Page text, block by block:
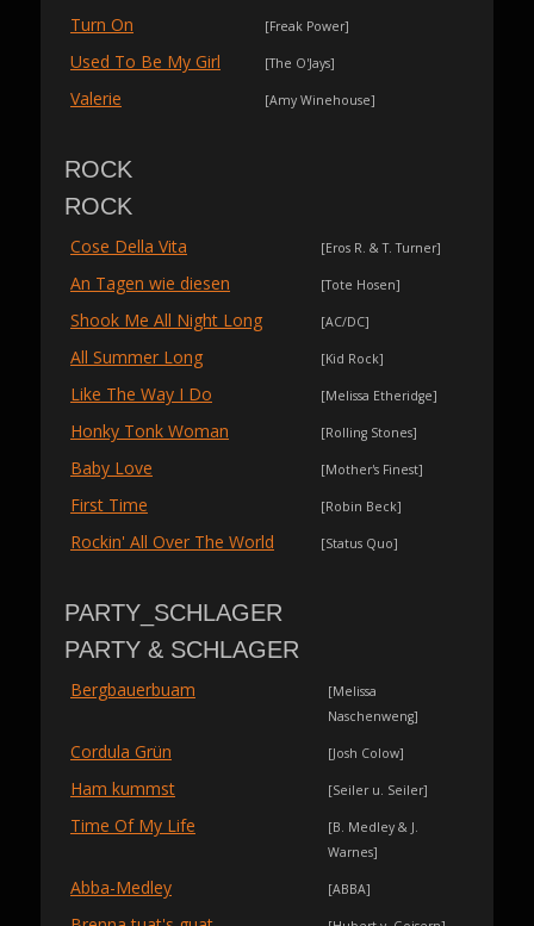
Turn On [Freak Power]
Used To Be My Girl [The O'Jays]
Valerie [Amy Winehouse]
ROCK
ROCK
Cose Della Vita [Eros R. & T. Turner]
An Tagen wie diesen [Tote Hosen]
Shook Me All Night Long [AC/DC]
All Summer Long [Kid Rock]
Like The Way I Do [Melissa Etheridge]
Honky Tonk Woman [Rolling Stones]
Baby Love [Mother's Finest]
First Time [Robin Beck]
Rockin' All Over The World [Status Quo]
PARTY_SCHLAGER
PARTY & SCHLAGER
Bergbauerbuam
[Melissa
Naschenweng]
Cordula Grün [Josh Colow]
Ham kummst [Seiler u. Seiler]
Time Of My Life
[B. Medley & J.
Warnes]
Abba-Medley [ABBA]